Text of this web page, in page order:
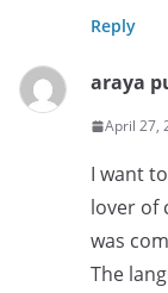
Reply
araya
April 27,
I want
lover of
was
The